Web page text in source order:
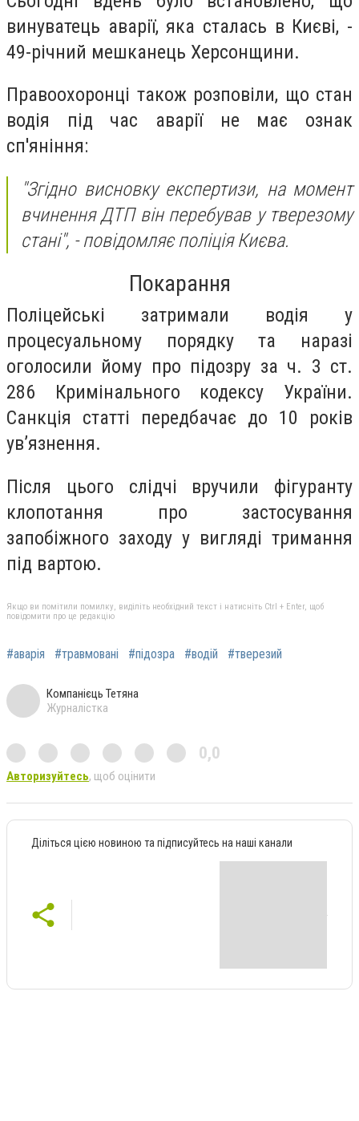
винуватець аварії, яка сталась в Києві, -
49-річний мешканець Херсонщини.
Правоохоронці також розповіли, що стан
водія під час аварії не має ознак
сп'яніння:
"Згідно висновку експертизи, на момент
вчинення ДТП він перебував у тверезому
стані", - повідомляє поліція Києва.
Покарання
Поліцейські затримали водія у
процесуальному порядку та наразі
оголосили йому про підозру за ч. 3 ст.
286 Кримінального кодексу України.
Санкція статті передбачає до 10 років
увʼязнення.
Після цього слідчі вручили фігуранту
клопотання про застосування
запобіжного заходу у вигляді тримання
під вартою.
Якщо ви помітили помилку, виділіть необхідний текст і натисніть Ctrl + Enter, щоб
повідомити про це редакцію
#аварія #травмовані #підозра #водій #тверезий
Компанієць Тетяна
Журналістка
0,0
Авторизуйтесь, щоб оцінити
Діліться цією новиною та підписуйтесь на наші канали